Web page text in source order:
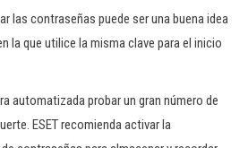
las contraseñas puede ser una buena idea
la que utilice la misma clave para el inicio
automatizada probar un gran número de
ESET recomienda activar la